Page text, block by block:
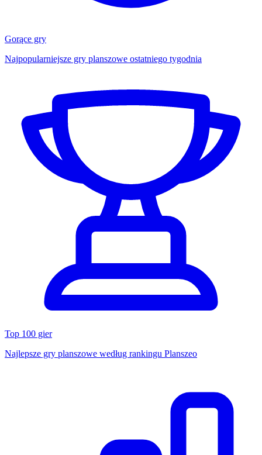
Gorące gry
Najpopularniejsze gry planszowe ostatniego tygodnia
Top 100 gier
Najlepsze gry planszowe według rankingu Planszeo